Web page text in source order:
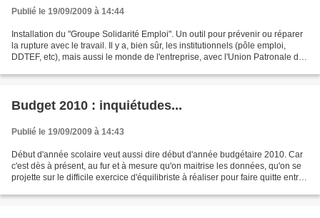
Publié le 19/09/2009 à 14:44
Installation du "Groupe Solidarité Emploi". Un outil pour prévenir ou réparer
la rupture avec le travail. Il y a, bien sûr, les institutionnels (pôle emploi,
DDTEF, etc), mais aussi le monde de l'entreprise, avec l'Union Patronale du
Budget 2010 : inquiétudes...
Publié le 19/09/2009 à 14:43
Début d'année scolaire veut aussi dire début d'année budgétaire 2010. Car
c'est dès à présent, au fur et à mesure qu'on maitrise les données, qu'on se
projette sur le difficile exercice d'équilibriste à réaliser pour faire quitte entre